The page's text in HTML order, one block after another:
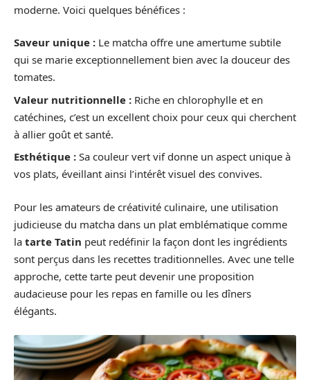
moderne. Voici quelques bénéfices :
Saveur unique : Le matcha offre une amertume subtile
qui se marie exceptionnellement bien avec la douceur des
tomates.
Valeur nutritionnelle : Riche en chlorophylle et en
catéchines, c’est un excellent choix pour ceux qui cherchent
à allier goût et santé.
Esthétique : Sa couleur vert vif donne un aspect unique à
vos plats, éveillant ainsi l’intérêt visuel des convives.
Pour les amateurs de créativité culinaire, une utilisation
judicieuse du matcha dans un plat emblématique comme
la tarte Tatin peut redéfinir la façon dont les ingrédients
sont perçus dans les recettes traditionnelles. Avec une telle
approche, cette tarte peut devenir une proposition
audacieuse pour les repas en famille ou les dîners
élégants.